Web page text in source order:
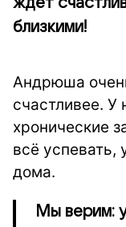
близкими!
Андрюша
счастливее. У
хронические
всё успевать,
дома.
Мы верим: